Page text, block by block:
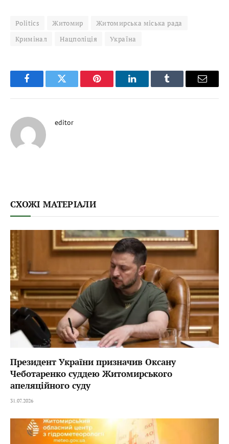
Politics Житомир
Житомирська міська рада
Кримінал
Нацполіція Україна
FacebookTwitter Pinterest LinkedInTumblr Email
editor
СХОЖІ МАТЕРІАЛИ
Президент України призначив Оксану
Чеботаренко суддею Житомирського
апеляційного суду
31.07.2026